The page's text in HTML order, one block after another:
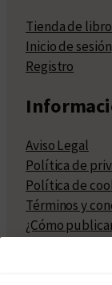
Tienda de
Inicio de sesión
Registro
Aviso Legal
Política de
Política de
Términos y
¿Cómo
Políticas de